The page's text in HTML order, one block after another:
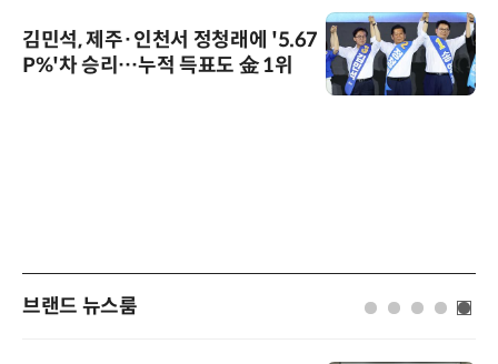
김민석, 제주·인천서 정청래에 '5.67
P%'차 승리…누적 득표도 金 1위
브랜드 뉴스룸